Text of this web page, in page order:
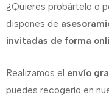
¿Quieres probártelo o
dispones de
invitadas de forma
Realizamos el envío
puedes recogerlo en